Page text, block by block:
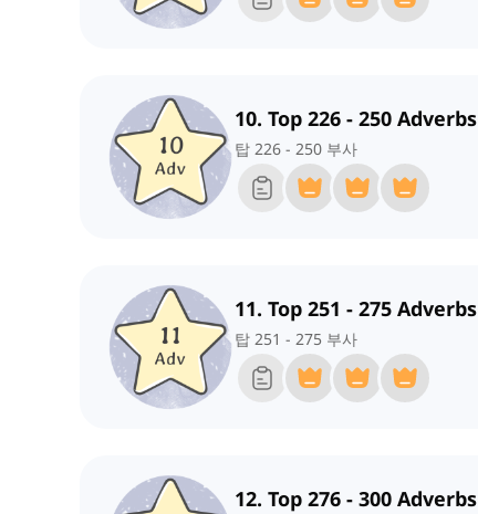
10. Top 226 - 250 Adverbs
탑 226 - 250 부사
11. Top 251 - 275 Adverbs
탑 251 - 275 부사
12. Top 276 - 300 Adverbs